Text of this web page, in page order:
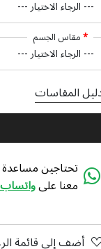
مقاس الجسم
المقاسات
تحتاجين
معنا علىواتساب
أضف إلى قائمة